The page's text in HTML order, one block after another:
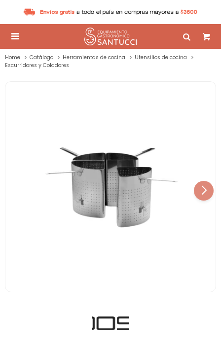

Home Catálogo Herramientas de cocina
Utensilios de cocina
Escurridores y Coladores